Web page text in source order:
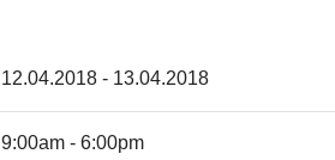
12.04.2018 - 13.04.2018
9:00am - 6:00pm